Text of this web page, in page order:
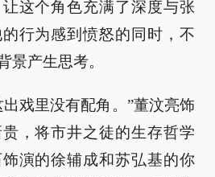
这个角色充满了深度与张
行为感到愤怒的同时，不
景产生思考。
戏里没有配角。”董汶亮饰
，将市井之徒的生存哲学
演的徐辅成和苏弘基的你